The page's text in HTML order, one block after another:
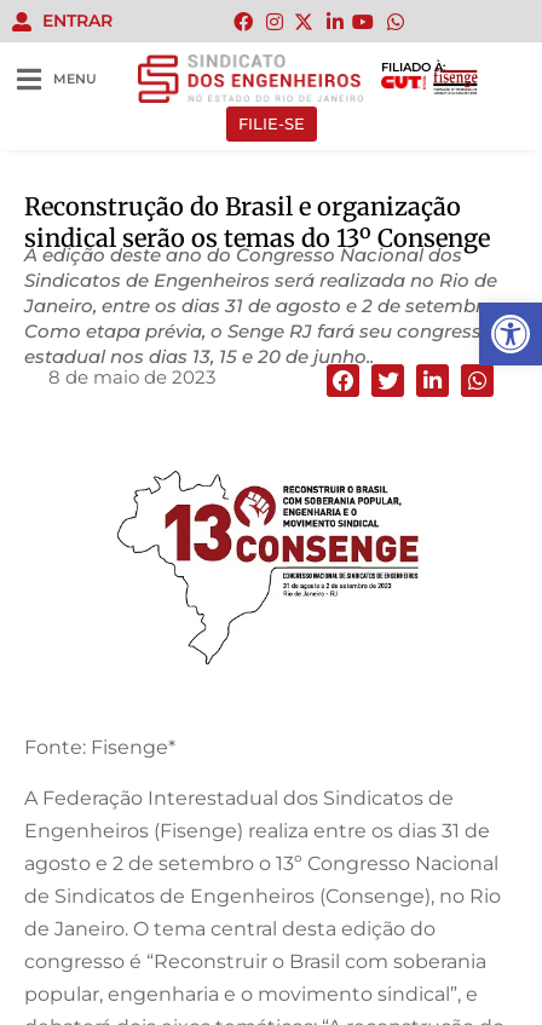
Abrir
ENTRAR
MENU
FILIADO À:
FILIE-SE
Reconstrução do Brasil e organização
sindical serão os temas do 13º Consenge
A edição deste ano do Congresso Nacional dos
Sindicatos de Engenheiros será realizada no Rio de
Janeiro, entre os dias 31 de agosto e 2 de setembro.
Como etapa prévia, o Senge RJ fará seu congresso
estadual nos dias 13, 15 e 20 de junho..
8 de maio de 2023
Fonte: Fisenge*
A Federação Interestadual dos Sindicatos de
Engenheiros (Fisenge) realiza entre os dias 31 de
agosto e 2 de setembro o 13º Congresso Nacional
de Sindicatos de Engenheiros (Consenge), no Rio
de Janeiro. O tema central desta edição do
congresso é “Reconstruir o Brasil com soberania
popular, engenharia e o movimento sindical”, e